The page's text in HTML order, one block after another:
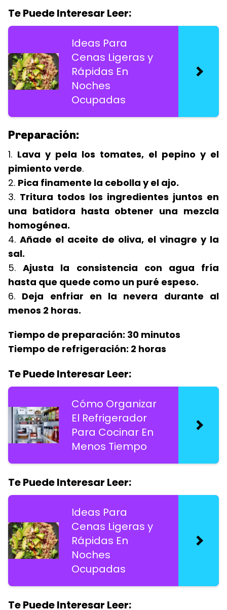
Te Puede Interesar Leer:
Ideas Para
Cenas Ligeras y
Rápidas En
Noches
Ocupadas
Preparación:
1. Lava y pela los tomates, el pepino y el
pimiento verde.
2. Pica finamente la cebolla y el ajo.
3. Tritura todos los ingredientes juntos en
una batidora hasta obtener una mezcla
homogénea.
4. Añade el aceite de oliva, el vinagre y la
sal.
5.Ajusta la consistencia con agua fría
hasta que quede como un puré espeso.
6. Deja enfriar en la nevera durante al
menos 2 horas.
Tiempo de preparación: 30 minutos
Tiempo de refrigeración: 2 horas
Te Puede Interesar Leer:
Cómo Organizar
El Refrigerador
Para Cocinar En
Menos Tiempo
Te Puede Interesar Leer:
Ideas Para
Cenas Ligeras y
Rápidas En
Noches
Ocupadas
Te Puede Interesar Leer: